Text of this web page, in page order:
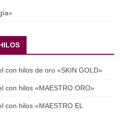
con hilos de oro «SKIN GOLD»
con hilos «MAESTRO ORO»
con hilos «MAESTRO EL